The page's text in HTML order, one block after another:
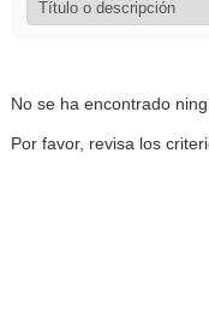
No se ha encontrado
Por favor, revisa los